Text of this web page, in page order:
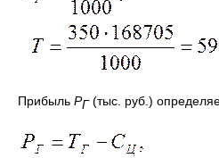
Прибыль РГ(тыс. руб.)